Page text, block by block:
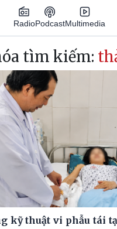
dung
RadioPodcastMultimedia
tìm kiếm:
kỹ thuật vi phẫu tái